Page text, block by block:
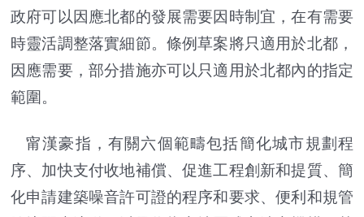
政府可以因應北都的發展需要因時制宜，在有需要
時靈活調整落實細節。條例草案將只適用於北都，
因應需要，部分措施亦可以只適用於北都內的指定
範圍。
甯漢豪指，有關六個範疇包括簡化城市規劃程
序、加快支付收地補償、促進工程創新和提質、簡
化申請建築噪音許可證的程序和要求、便利和規管